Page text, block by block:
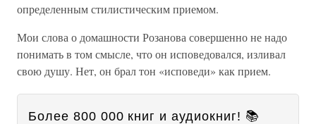
определенным стилистическим приемом.
Мои слова о домашности Розанова совершенно не надо
понимать в том смысле, что он исповедовался, изливал
свою душу. Нет, он брал тон «исповеди» как прием.
Более 800 000 книг и аудиокниг! 📚